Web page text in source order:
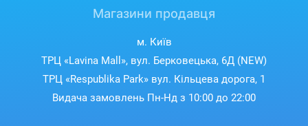
Магазини продавця
м. Київ
ТРЦ «Lavina Mall», вул. Берковецька, 6Д (NEW)
ТРЦ «Respublika Park» вул. Кільцева дорога, 1
Видача замовлень Пн-Нд з 10:00 до 22:00